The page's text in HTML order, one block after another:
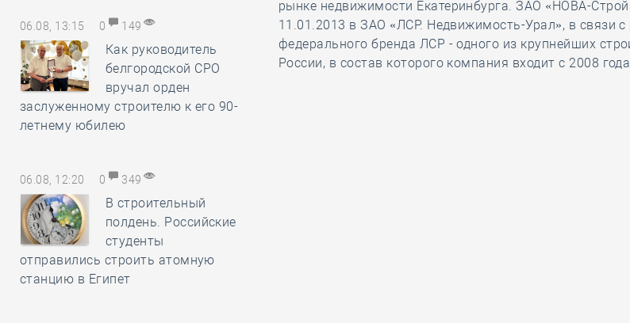
06.08, 13:15 0 149
Как руководитель
белгородской СРО
вручал орден
заслуженному строителю к его 90-
летнему юбилею
06.08, 12:20 0 349
В строительный
полдень. Российские
студенты
отправились строить атомную
станцию в Египет
рынке недвижимости Екатеринбурга. ЗАО «НОВА-
11.01.2013 в ЗАО «ЛСР. Недвижимость-Урал», в связи с
федерального бренда ЛСР - одного из крупнейших
России, в состав которого компания входит с 2008